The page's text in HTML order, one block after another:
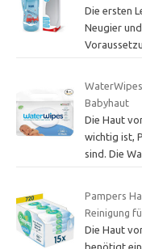
Die ersten
Neugier
Babyhaut
Die Haut
wichtig ist,
sind. Die
Pampers
Reinigung
Die Haut
benötigt